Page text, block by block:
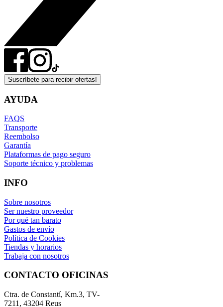
Suscríbete para recibir ofertas!
AYUDA
FAQS
Transporte
Reembolso
Garantía
Plataformas de pago seguro
Soporte técnico y problemas
INFO
Sobre nosotros
Ser nuestro proveedor
Por qué tan barato
Gastos de envío
Política de Cookies
Tiendas y horarios
Trabaja con nosotros
CONTACTO OFICINAS
Ctra. de Constantí, Km.3, TV-
7211, 43204 Reus